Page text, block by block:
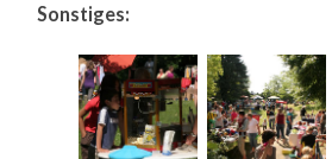
Sonstiges: